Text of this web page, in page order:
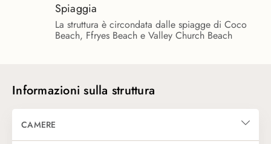
Spiaggia
La struttura è circondata dalle spiagge di Coco
Beach, Ffryes Beach e Valley Church Beach
Informazioni sulla struttura
CAMERE